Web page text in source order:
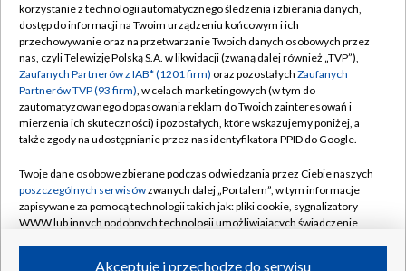
TVP
Abonament TVP
Emisja w TVP
Centrum informacji TVP
Naziemna Telewizja Cyfrowa
Rada Programowa
System NOS
Informacje o nadawcy
Regulamin TVP
Polityka prywatności
Moje zgody
Pomoc
Kontakt
Kanały
korzystanie z technologii automatycznego śledzenia i zbierania danych,
dostęp do informacji na Twoim urządzeniu końcowym i ich
przechowywanie oraz na przetwarzanie Twoich danych osobowych przez
nas, czyli Telewizję Polską S.A. w likwidacji (zwaną dalej również „TVP”),
Zaufanych Partnerów z IAB* (1201 firm) oraz pozostałych Zaufanych
Partnerów TVP (93 firm), w celach marketingowych (w tym do
zautomatyzowanego dopasowania reklam do Twoich zainteresowań i
mierzenia ich skuteczności) i pozostałych, które wskazujemy poniżej, a
także zgody na udostępnianie przez nas identyfikatora PPID do Google.
Twoje dane osobowe zbierane podczas odwiedzania przez Ciebie naszych
poszczególnych serwisówzwanych dalej „Portalem”, w tym informacje
zapisywane za pomocą technologii takich jak: pliki cookie, sygnalizatory
WWW lub innych podobnych technologii umożliwiających świadczenie
Akceptuję i przechodzę do serwisu